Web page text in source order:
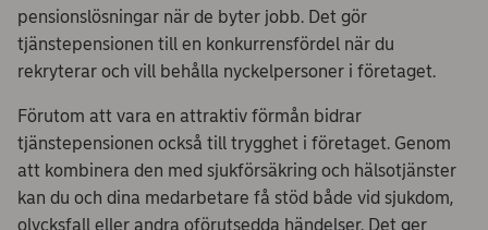
pensionslösningar när de byter jobb. Det gör
tjänstepensionen till en konkurrensfördel när du
rekryterar och vill behålla nyckelpersoner i företaget.
Förutom att vara en attraktiv förmån bidrar
tjänstepensionen också till trygghet i företaget. Genom
att kombinera den med sjukförsäkring och hälsotjänster
kan du och dina medarbetare få stöd både vid sjukdom,
olycksfall eller andra oförutsedda händelser. Det ger